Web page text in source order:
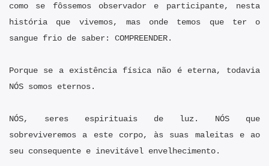
como se fôssemos observador e participante, nesta
história que vivemos, mas onde temos que ter o
sangue frio de saber: COMPREENDER.
Porque se a existência física não é eterna, todavia
NÓS somos eternos.
NÓS, seres espirituais de luz. NÓS que
sobreviveremos a este corpo, às suas maleitas e ao
seu consequente e inevitável envelhecimento.